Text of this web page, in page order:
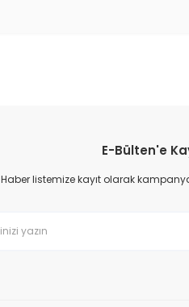
E-Bülten'e
Haber listemize kayıt olarak